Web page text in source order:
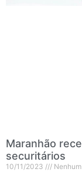
Maranhão
securitários
10/11/2023